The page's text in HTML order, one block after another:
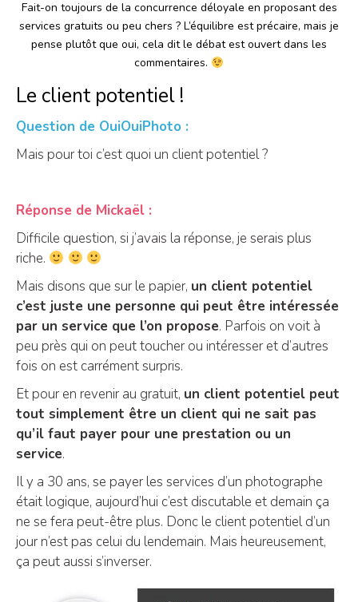
Fait-on toujours de la concurrence déloyale en proposant des
services gratuits ou peu chers ? L’équilibre est précaire, mais je
pense plutôt que oui, cela dit le débat est ouvert dans les
commentaires.
Le client potentiel !
Question de OuiOuiPhoto :
Mais pour toi c’est quoi un client potentiel ?
Réponse de Mickaël :
Difficile question, si j’avais la réponse, je serais plus
riche.
Mais disons que sur le papier, un client potentiel
c’est juste une personne qui peut être intéressée
par un service que l’on propose. Parfois on voit à
peu près qui on peut toucher ou intéresser et d’autres
fois on est carrément surpris.
Et pour en revenir au gratuit, un client potentiel peut
tout simplement être un client qui ne sait pas
qu’il faut payer pour une prestation ou un
service.
Il y a 30 ans, se payer les services d’un photographe
était logique, aujourd’hui c’est discutable et demain ça
ne se fera peut-être plus. Donc le client potentiel d’un
jour n’est pas celui du lendemain. Mais heureusement,
ça peut aussi s’inverser.